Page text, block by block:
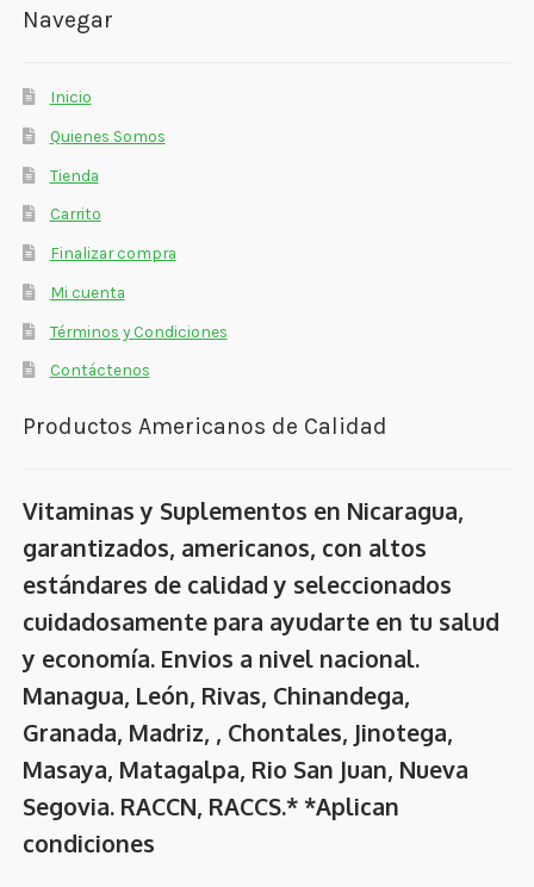
Navegar
Inicio
Quienes Somos
Tienda
Carrito
Finalizar compra
Mi cuenta
Términos y Condiciones
Contáctenos
Productos Americanos de Calidad
Vitaminas y Suplementos en Nicaragua,
garantizados, americanos, con altos
estándares de calidad y seleccionados
cuidadosamente para ayudarte en tu salud
y economía. Envios a nivel nacional.
Managua, León, Rivas, Chinandega,
Granada, Madriz, , Chontales, Jinotega,
Masaya, Matagalpa, Rio San Juan, Nueva
Segovia. RACCN, RACCS.* *Aplican
condiciones